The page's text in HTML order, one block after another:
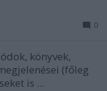
0
könyvek,
(főleg
is ...